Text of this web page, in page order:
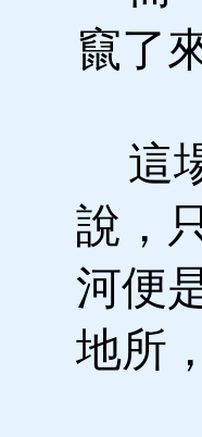
竄了
這
說，
河便
地所